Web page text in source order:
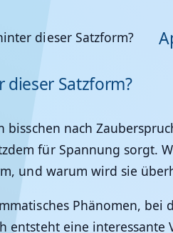
dieser Satzform?
nach
für Spannung sorgt.
und warum wird sie
Phänomen,
entsteht eine